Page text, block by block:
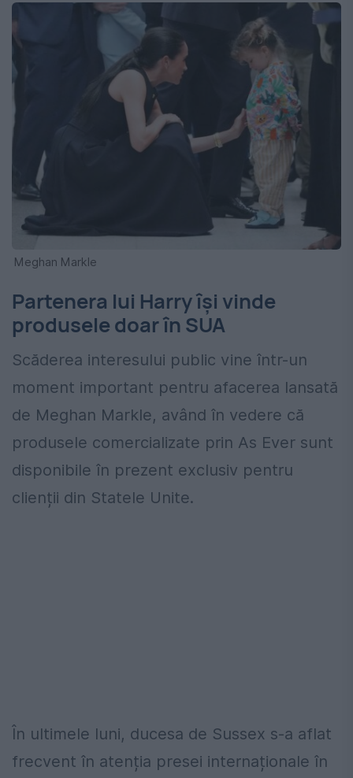
Meghan Markle
Partenera lui Harry își vinde
produsele doar în SUA
Scăderea interesului public vine într-un
moment important pentru afacerea lansată
de Meghan Markle, având în vedere că
produsele comercializate prin As Ever sunt
disponibile în prezent exclusiv pentru
clienții din Statele Unite.
În ultimele luni, ducesa de Sussex s-a aflat
frecvent în atenția presei internaționale în